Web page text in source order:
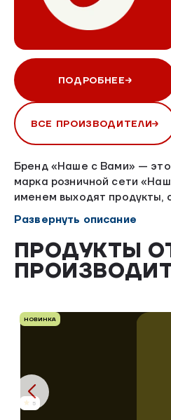
ПОДРОБНЕЕ
ВСЕ ПРОИЗВОДИТЕЛИ
Бренд «Наше с Вами» — это
марка розничной сети
именем выходят продукты,
партнерских
сырье АО «Птицефабрика
Мы тщательно выбираем
разделяющих наши
и ответственность перед
Развернуть описание
ПРОДУКТЫ
НОВИНКА
5